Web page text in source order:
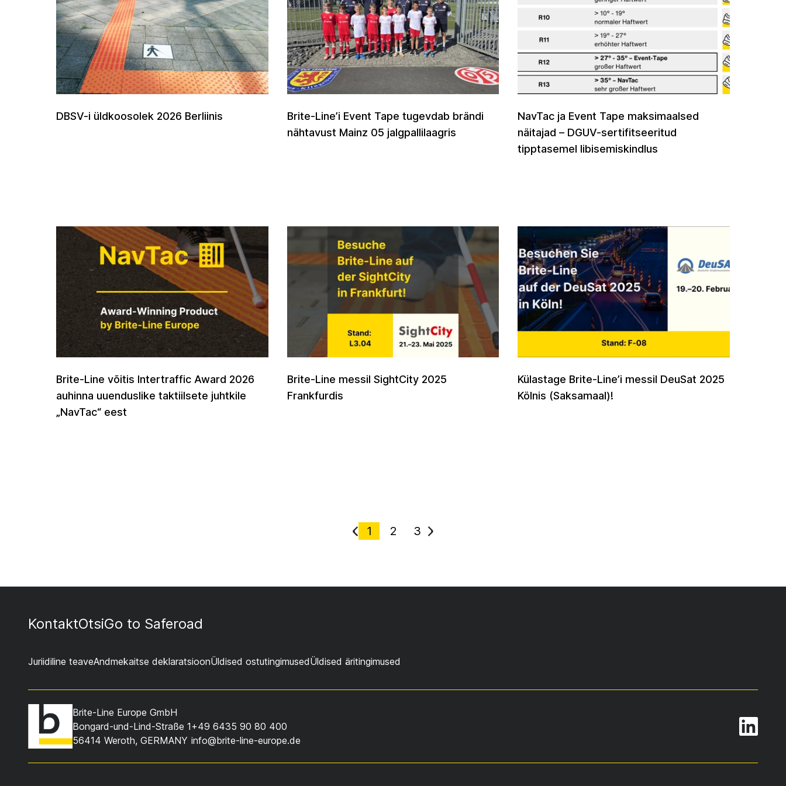
DBSV-i üldkoosolek 2026 Berliinis
Brite-Line’i Event Tape tugevdab brändi
nähtavust Mainz 05 jalgpallilaagris
NavTac ja Event Tape maksimaalsed
näitajad – DGUV-sertifitseeritud
tipptasemel libisemiskindlus
Brite-Line võitis Intertraffic Award 2026
auhinna uuenduslike taktiilsete juhtkile
„NavTac“ eest
Brite-Line messil SightCity 2025
Frankfurdis
Külastage Brite-Line’i messil DeuSat 2025
Kölnis (Saksamaal)!
1 2 3
KontaktOtsiGo to Saferoad
Juriidiline teaveAndmekaitse deklaratsioonÜldised ostutingimusedÜldised äritingimused
Brite-Line Europe GmbH
Bongard-und-Lind-Straße 1
56414 Weroth, GERMANY
+49 6435 90 80 400
info@brite-line-europe.de